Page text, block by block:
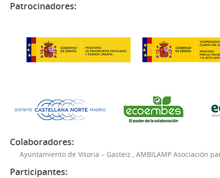
Patrocinadores:
Colaboradores:
Ayuntamiento de Vitoria – Gasteiz AMBILAMP Asociación
Participantes: